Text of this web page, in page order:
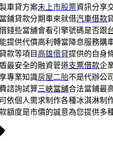
車貸方案未上市股票資訊分享
鋪貸款分期車來就借汽車借款
錢些當舖會看引擎號碼是否跟
提供代償高利轉當降息服務購
款等項目 高雄借貸提供的自身
最安全的融資管道支票借款企
專業知識房屋二胎不是代辦公
諮詢試算三峽當舖合法當鋪最
依個人需求制作各種冰淇淋制
額度是市價的誠意為您提供多